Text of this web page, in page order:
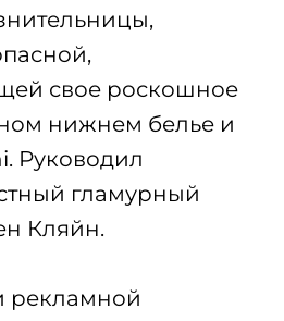
свое роскошное
нижнем белье и
Руководил
гламурный
Кляйн.
рекламной